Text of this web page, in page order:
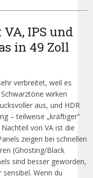
IPS und
in 49 Zoll
verbreitet, weil es
wirken
aus, und HDR
– teilweise „kräftiger“
von VA ist die
zeigen bei schnellen
(Ghosting/Black
sind besser geworden,
Wenn du